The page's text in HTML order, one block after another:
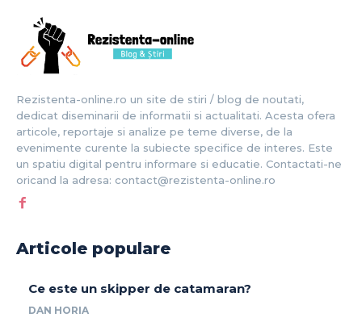
Rezistenta-online.ro un site de stiri / blog de noutati,
dedicat diseminarii de informatii si actualitati. Acesta ofera
articole, reportaje si analize pe teme diverse, de la
evenimente curente la subiecte specifice de interes. Este
un spatiu digital pentru informare si educatie. Contactati-ne
oricand la adresa: contact@rezistenta-online.ro
Articole populare
Ce este un skipper de catamaran?
DAN HORIA